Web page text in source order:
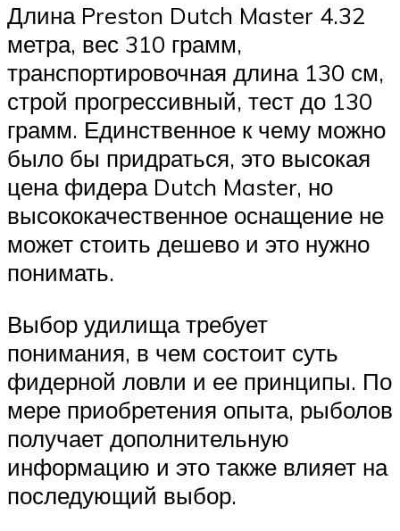
Длина Preston Dutch Master 4.32
метра, вес 310 грамм,
транспортировочная длина 130 см,
строй прогрессивный, тест до 130
грамм. Единственное к чему можно
было бы придраться, это высокая
цена фидера Dutch Master, но
высококачественное оснащение не
может стоить дешево и это нужно
понимать.
Выбор удилища требует
понимания, в чем состоит суть
фидерной ловли и ее принципы. По
мере приобретения опыта, рыболов
получает дополнительную
информацию и это также влияет на
последующий выбор.